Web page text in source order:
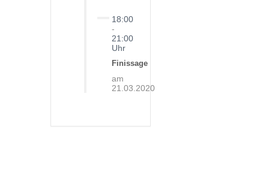
18:00
-
21:00
Uhr
Finissage
am
21.03.2020